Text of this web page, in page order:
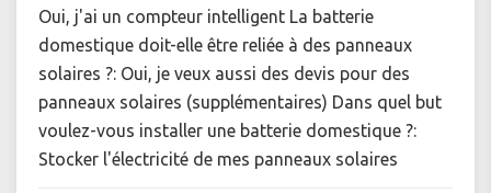
Oui, j'ai un compteur intelligent La batterie
domestique doit-elle être reliée à des panneaux
solaires ?: Oui, je veux aussi des devis pour des
panneaux solaires (supplémentaires) Dans quel but
voulez-vous installer une batterie domestique ?:
Stocker l'électricité de mes panneaux solaires